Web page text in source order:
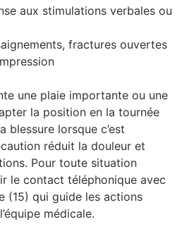
aux stimulations verbales ou
fractures ouvertes
une plaie importante ou une
la position en la tournée
blessure lorsque c’est
réduit la douleur et
Pour toute situation
le contact téléphonique avec
(15) qui guide les actions
médicale.